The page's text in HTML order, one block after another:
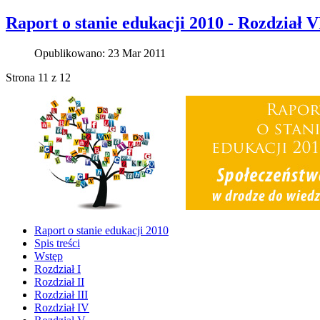
Raport o stanie edukacji 2010 - Rozdział
Opublikowano: 23 Mar 2011
Strona 11 z 12
Raport o stanie edukacji 2010
Spis treści
Wstęp
Rozdział I
Rozdział II
Rozdział III
Rozdział IV